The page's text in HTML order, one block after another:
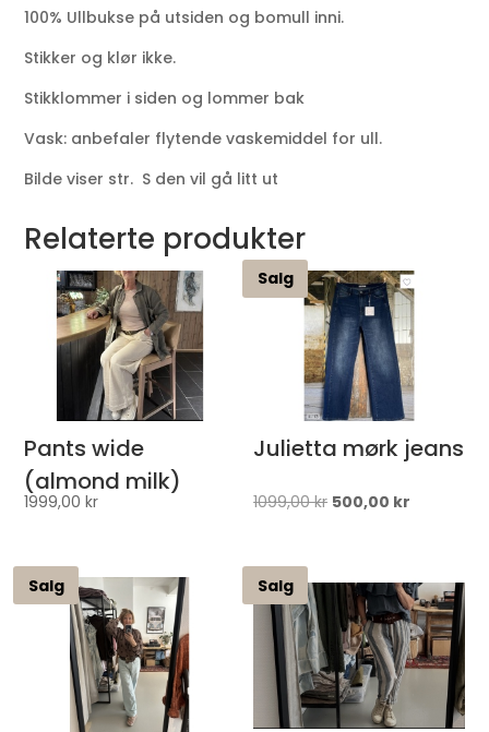
100% Ullbukse på utsiden og bomull inni.
Stikker og klør ikke.
Stikklommer i siden og lommer bak
Vask: anbefaler flytende vaskemiddel for ull.
Bilde viser str. S den vil gå litt ut
Relaterte produkter
Pants wide
(almond milk)
1999,00kr
Salg
Julietta mørk jeans
1099,00kr Opprinnelig
1099,00 kr.
500,00 kr
500,00 kr.
Salg Salg